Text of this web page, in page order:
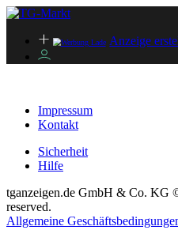
Anzeige
Impressum
Kontakt
Sicherheit
Hilfe
tganzeigen.de GmbH & Co. KG
reserved.
Allgemeine